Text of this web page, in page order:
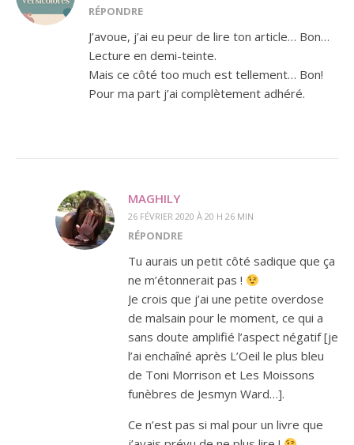
RÉPONDRE
J’avoue, j’ai eu peur de lire ton article… Bon…
Lecture en demi-teinte.
Mais ce côté too much est tellement… Bon!
Pour ma part j’ai complètement adhéré.
MAGHILY
26 FÉVRIER 2020 À 20 H 26 MIN
RÉPONDRE
Tu aurais un petit côté sadique que ça
ne m’étonnerait pas !
Je crois que j’ai une petite overdose
de malsain pour le moment, ce qui a
sans doute amplifié l’aspect négatif [je
l’ai enchaîné après L’Oeil le plus bleu
de Toni Morrison et Les Moissons
funèbres de Jesmyn Ward…].
Ce n’est pas si mal pour un livre que